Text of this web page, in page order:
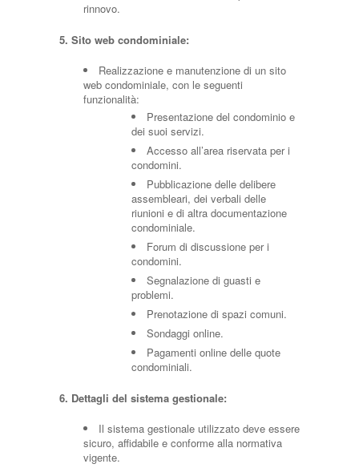
rinnovo.
5. Sito web condominiale:
Realizzazione e manutenzione di un sito
web condominiale, con le seguenti
funzionalità:
Presentazione del condominio e
dei suoi servizi.
Accesso all’area riservata per i
condomini.
Pubblicazione delle delibere
assembleari, dei verbali delle
riunioni e di altra documentazione
condominiale.
Forum di discussione per i
condomini.
Segnalazione di guasti e
problemi.
Prenotazione di spazi comuni.
Sondaggi online.
Pagamenti online delle quote
condominiali.
6. Dettagli del sistema gestionale:
Il sistema gestionale utilizzato deve essere
sicuro, affidabile e conforme alla normativa
vigente.